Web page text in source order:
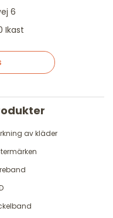
6
Ikast
av kläder